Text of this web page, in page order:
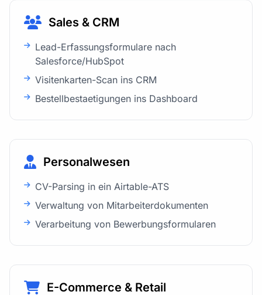
Sales & CRM
Lead-Erfassungsformulare nach
Salesforce/HubSpot
Visitenkarten-Scan ins CRM
Bestellbestaetigungen ins Dashboard
Personalwesen
CV-Parsing in ein Airtable-ATS
Verwaltung von Mitarbeiterdokumenten
Verarbeitung von Bewerbungsformularen
E-Commerce & Retail